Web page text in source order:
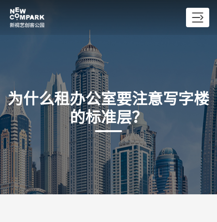
为什么租办公室要注意写字楼
的标准层？